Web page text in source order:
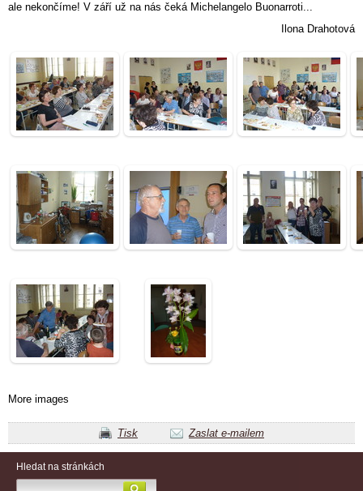
ale nekončíme! V září už na nás čeká Michelangelo Buonarroti...
Ilona Drahotová
More images
Tisk Zaslat e-mailem
Hledat na stránkách